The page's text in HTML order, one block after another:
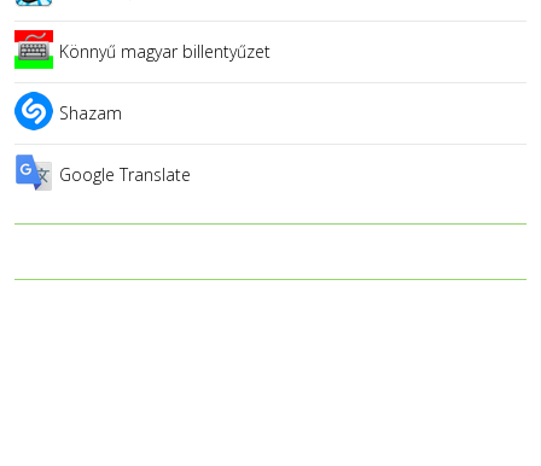
Könnyű magyar billentyűzet
Shazam
Google Translate